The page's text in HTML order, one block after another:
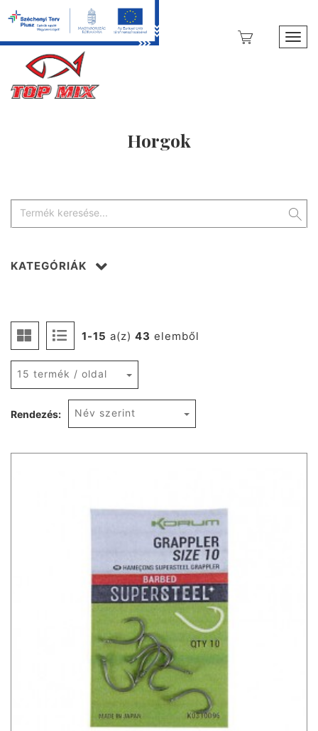
Horgok
1-15 a(z) 43 elemből
15 termék / oldal
Rendezés: Név szerint
KATEGÓRIÁK